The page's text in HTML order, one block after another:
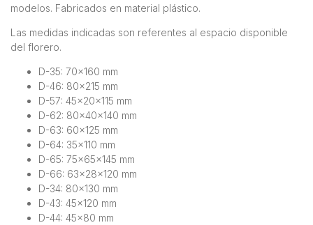
modelos. Fabricados en material plástico.
Las medidas indicadas son referentes al espacio disponible
del florero.
D-35: 70×160 mm
D-46: 80×215 mm
D-57: 45x20x115 mm
D-62: 80x40x140 mm
D-63: 60×125 mm
D-64: 35×110 mm
D-65: 75x65x145 mm
D-66: 63x28x120 mm
D-34: 80×130 mm
D-43: 45×120 mm
D-44: 45×80 mm